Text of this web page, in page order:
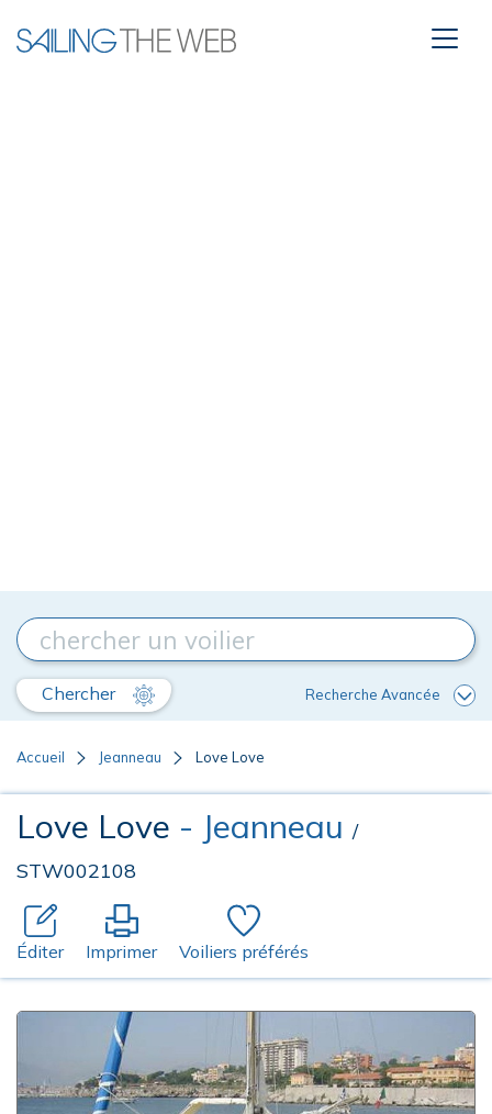
Chercher Recherche Avancée
Accueil Jeanneau Love Love
Love Love - Jeanneau /
STW002108
Éditer Imprimer Voiliers préférés